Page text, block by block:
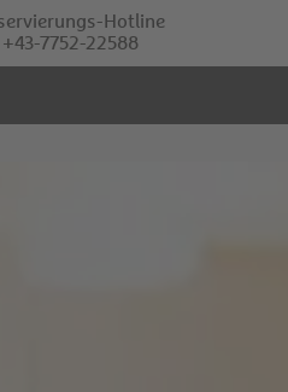
Hotline
+43-7752-22588